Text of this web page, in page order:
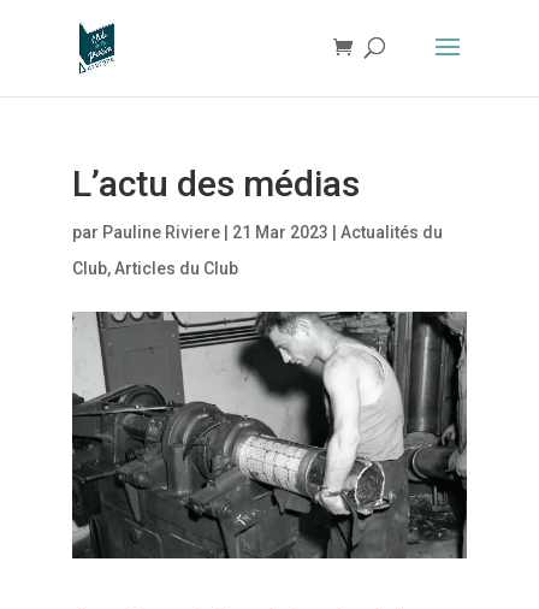
L’actu des médias
par Pauline Riviere| 21 Mar 2023
Actualités du
Club,Articles du Club